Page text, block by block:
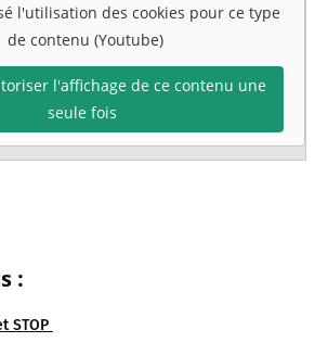
:
STOP
l'utilisation des cookies pour ce type
de contenu (Youtube)
l'affichage de ce contenu une
seule fois